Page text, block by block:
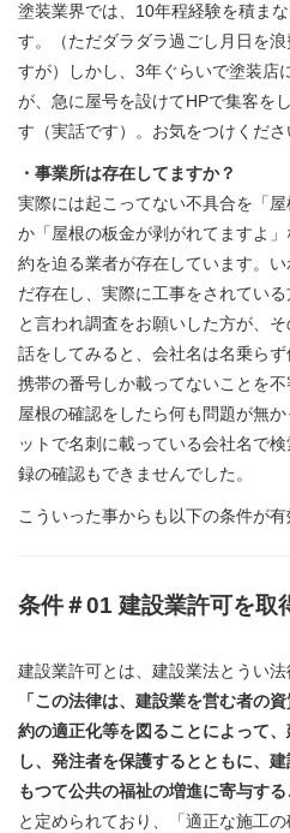
塗装業界では、10年程経験を積ま
す。（ただダラダラ過ごし月日を
すが）しかし、3年ぐらいで塗装店
が、急に屋号を設けてHPで集客を
す（実話です）。お気をつけくださ
・事業所は存在してますか？
実際には起こってない不具合を「
か「屋根の板金が剥がれてますよ
約を迫る業者が存在しています。
だ存在し、実際に工事をされてい
と言われ調査をお願いした方が、
話をしてみると、会社名は名乗ら
携帯の番号しか載ってないことを
屋根の確認をしたら何も問題が無
ットで名刺に載っている会社名で
録の確認もできませんでした。
こういった事からも以下の条件が有
条件＃01 建設業許可を取
建設業許可とは、建設業法とうい法
「この法律は、建設業を営む者の
約の適正化等を図ることによって
し、発注者を保護するとともに、
もつて公共の福祉の増進に寄与する
と定められており、「適正な施工